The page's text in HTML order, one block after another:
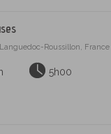
Roussillon, France
5h00